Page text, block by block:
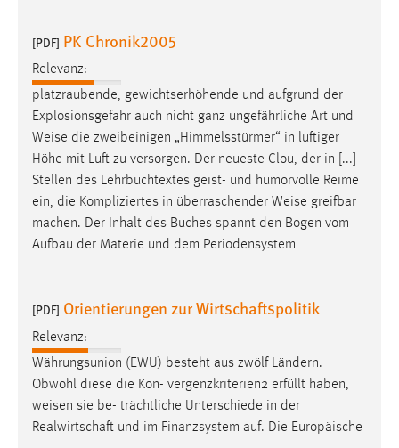
[PDF] PK Chronik2005
Relevanz:
platzraubende, gewichtserhöhende und aufgrund der
Explosionsgefahr auch nicht ganz ungefährliche Art und
Weise die zweibeinigen „Himmelsstürmer“ in luftiger
Höhe mit Luft zu versorgen. Der neueste Clou, der in [...]
Stellen des Lehrbuchtextes geist- und humorvolle Reime
ein, die Kompliziertes in überraschender Weise greifbar
machen. Der Inhalt des Buches spannt den Bogen vom
Aufbau der Materie und dem Periodensystem
[PDF] Orientierungen zur Wirtschaftspolitik
Relevanz:
Währungsunion (EWU) besteht aus zwölf Ländern.
Obwohl diese die Kon- vergenzkriterien2 erfüllt haben,
weisen sie be- trächtliche Unterschiede in der
Realwirtschaft und im Finanzsystem auf. Die Europäische